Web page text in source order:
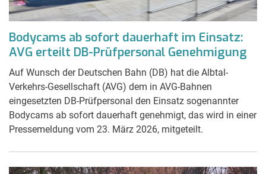
Bodycams ab sofort dauerhaft im Einsatz:
AVG erteilt DB-Prüfpersonal Genehmigung
Auf Wunsch der Deutschen Bahn (DB) hat die Albtal-
Verkehrs-Gesellschaft (AVG) dem in AVG-Bahnen
eingesetzten DB-Prüfpersonal den Einsatz sogenannter
Bodycams ab sofort dauerhaft genehmigt, das wird in einer
Pressemeldung vom 23. März 2026, mitgeteilt.